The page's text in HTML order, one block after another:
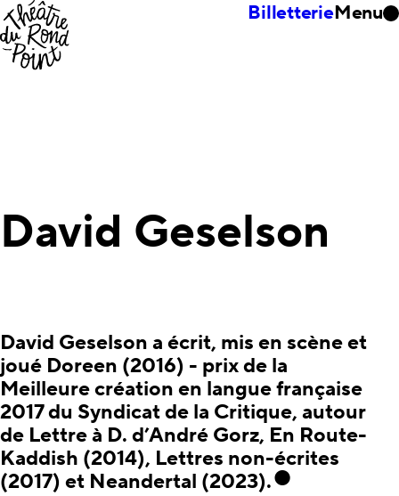
BilletterieMenu
David Geselson
David Geselson a écrit, mis en scène et
joué Doreen (2016) - prix de la
Meilleure création en langue française
2017 du Syndicat de la Critique, autour
de Lettre à D. d’André Gorz, En Route-
Kaddish (2014), Lettres non-écrites
(2017) et Neandertal (2023).